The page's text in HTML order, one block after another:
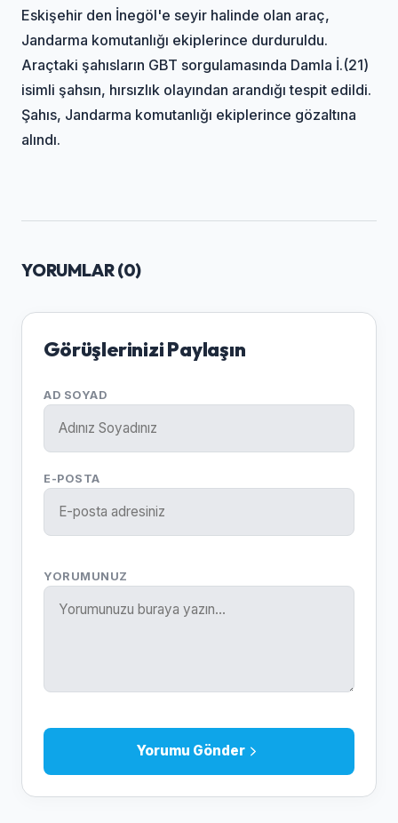
Eskişehir den İnegöl'e seyir halinde olan araç,
Jandarma komutanlığı ekiplerince durduruldu.
Araçtaki şahısların GBT sorgulamasında Damla İ.(21)
isimli şahsın, hırsızlık olayından arandığı tespit edildi.
Şahıs, Jandarma komutanlığı ekiplerince gözaltına
alındı.
YORUMLAR (0)
Görüşlerinizi Paylaşın
AD SOYAD
E-POSTA
YORUMUNUZ
Yorumu Gönder